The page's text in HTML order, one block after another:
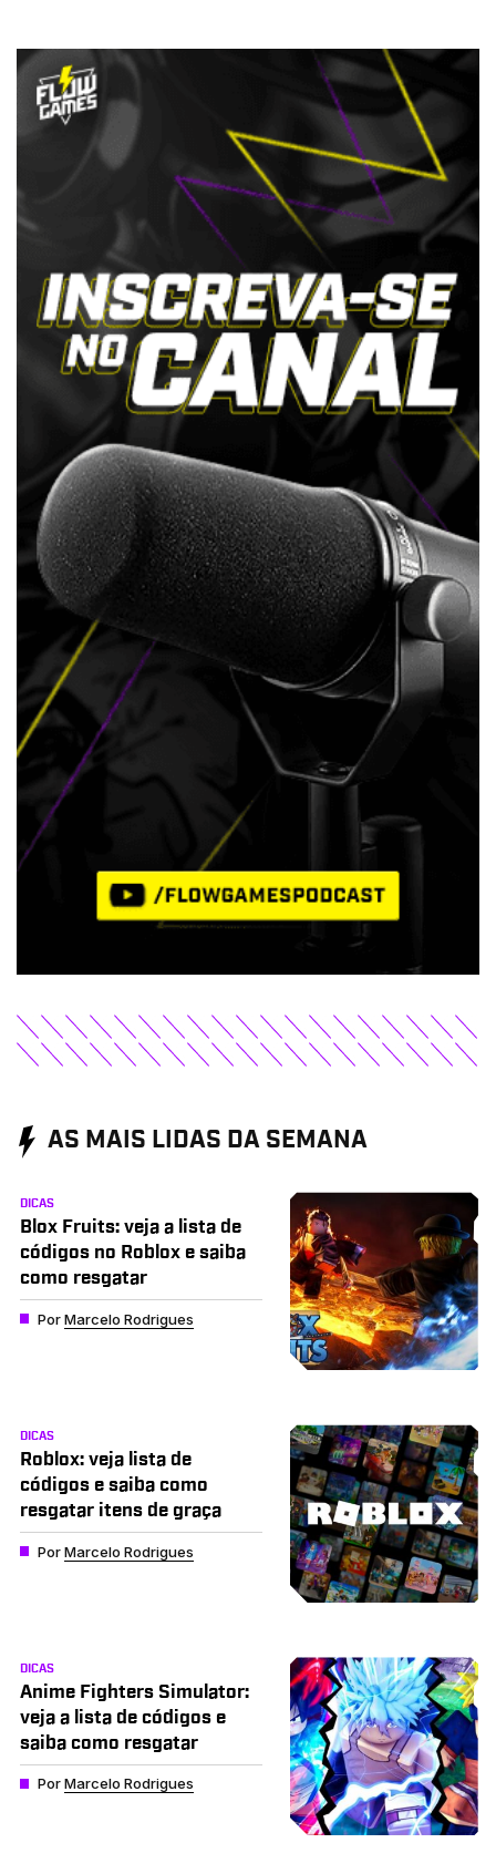
AS MAIS LIDAS DA SEMANA
DICAS
Blox Fruits: veja a lista de
códigos no Roblox e saiba
como resgatar
PorMarcelo Rodrigues
DICAS
Roblox: veja lista de
códigos e saiba como
resgatar itens de graça
PorMarcelo Rodrigues
DICAS
Anime Fighters Simulator:
veja a lista de códigos e
saiba como resgatar
PorMarcelo Rodrigues